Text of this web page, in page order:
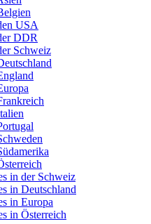
USA
DDR
Schweiz
in der Schweiz
in Deutschland
in Europa
in Österreich